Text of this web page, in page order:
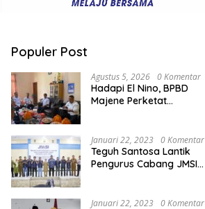
Populer Post
Agustus 5, 2026 0 Komentar
Hadapi El Nino, BPBD
Majene Perketat
Januari 22, 2023 0 Komentar
Teguh Santosa Lantik
Pengurus Cabang JMSI
Januari 22, 2023 0 Komentar